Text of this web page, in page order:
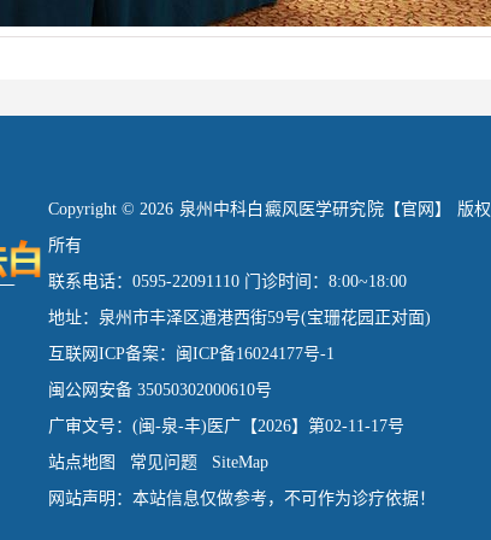
Copyright © 2026 泉州中科白癜风医学研究院【官网】 版权
所有
联系电话：0595-22091110 门诊时间：8:00~18:00
地址：泉州市丰泽区通港西街59号(宝珊花园正对面)
互联网ICP备案：闽ICP备16024177号-1
闽公网安备 35050302000610号
广审文号：(闽-泉-丰)医广【2026】第02-11-17号
站点地图
常见问题
SiteMap
网站声明：本站信息仅做参考，不可作为诊疗依据！